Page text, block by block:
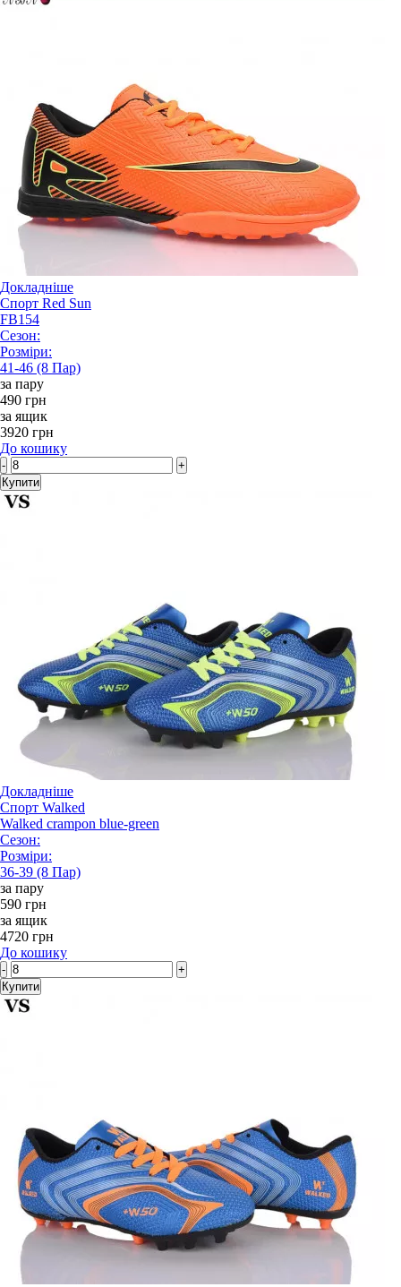
Докладніше
Спорт Red Sun
FB154
Сезон:
Розміри:
41-46 (8 Пар)
за пару
490 грн
за ящик
3920 грн
До кошику
-
+
Купити
Докладніше
Спорт Walked
Walked crampon blue-green
Сезон:
Розміри:
36-39 (8 Пар)
за пару
590 грн
за ящик
4720 грн
До кошику
-
+
Купити